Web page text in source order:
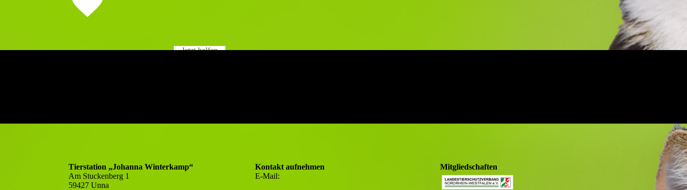
Jetzt helfen
Tierstation „Johanna Winterkamp“
Am Stuckenberg 1
59427 Unna
Kontakt aufnehmen
E-Mail:
Mitgliedschaften